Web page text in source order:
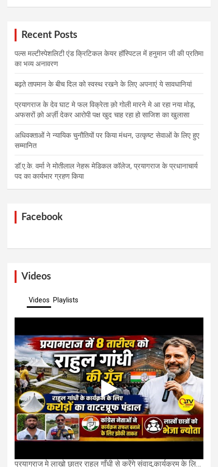
Recent Posts
पल्स मल्टीस्पेशलिटी एंड क्रिटिकल केयर हॉस्पिटल में हनुमान जी की प्रतिमा
का भव्य अनावरण
बढ़ते तापमान के बीच दिल को स्वस्थ रखने के लिए अपनाएं ये सावधानियां
प्रयागराज के देव घाट मे फल विक्रेता क़ो गोली मारने मे आ रहा नया मोड़,
अफसरों क़ो अर्ज़ी देकर आरोपी पक्ष खुद चाह रहा हो साजिश का खुलासा
अधिवक्ताओं ने न्यायिक चुनौतियों पर किया मंथन, उत्कृष्ट सेवाओं के लिए हुए
सम्मानित
डॉ.ए.के. वर्मा ने मोतीलाल नेहरू मेडिकल कॉलेज, प्रयागराज के प्रधानाचार्य
पद का कार्यभार ग्रहण किया
Facebook
Videos
Videos Playlists
प्रयागराज मे लाखो छात्र राहुल गाँधी से करेंगे संवाद,कार्यक्रम के लिए बन रहा करोड़ो का पंडाल